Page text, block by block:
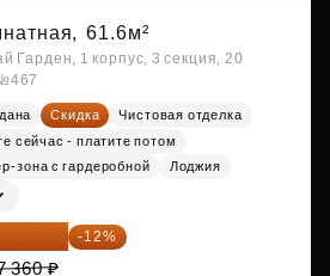
61.6м²
Гарден, 1 корпус, 3 секция, 20
Скидка
Чистовая отделка
сейчас - платите потом
зона с гардеробной
Лоджия
877 ₽ -12%
360 ₽